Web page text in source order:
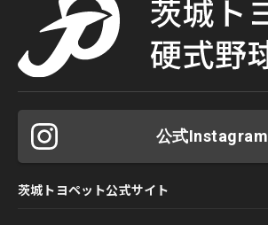
公式Instagram
茨城トヨペット公式サイト